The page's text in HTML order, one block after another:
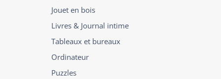
Jouet en bois
Livres & Journal intime
Tableaux et bureaux
Ordinateur
Puzzles